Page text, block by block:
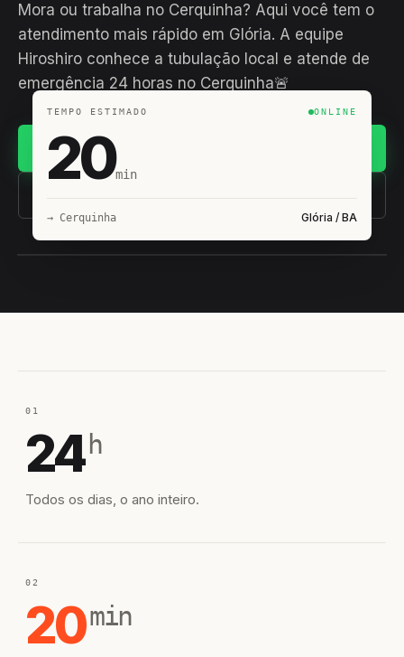
Mora ou trabalha no Cerquinha? Aqui você tem o
atendimento mais rápido em Glória. A equipe
Hiroshiro conhece a tubulação local e atende de
emergência 24 horas no Cerquinha🚨
(11) 93407-8838
TEMPO ESTIMADO ONLINE
20min
→ Cerquinha Glória / BA
01
24 h
Todos os dias, o ano inteiro.
02
20min